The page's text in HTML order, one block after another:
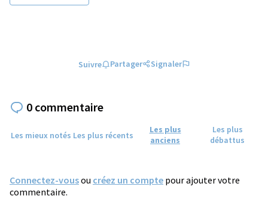
Suivre Partager Signaler
0 commentaire
Les mieux notés Les plus récents
Les plus
anciens
Les plus
débattus
Connectez-vousou créez un compte pour ajouter votre
commentaire.